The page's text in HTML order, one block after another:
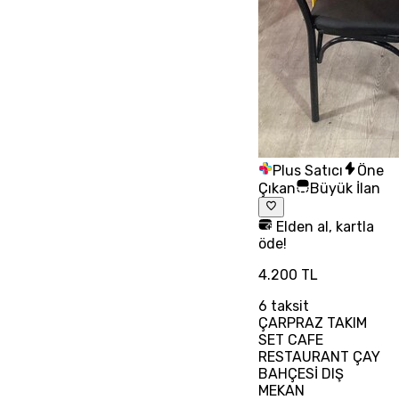
Plus Satıcı
Öne
Çıkan
Büyük İlan
Elden al, kartla
öde!
4.200 TL
6 taksit
ÇARPRAZ TAKIM
SET CAFE
RESTAURANT ÇAY
BAHÇESİ DIŞ
MEKAN